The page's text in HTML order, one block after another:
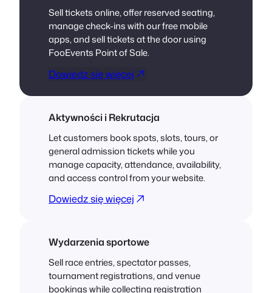
Sell tickets online, offer reserved seating,
manage check-ins with our free mobile
apps, and sell tickets at the door using
FooEvents Point of Sale.
Dowiedz się więcej
Aktywności i Rekrutacja
Let customers book spots, slots, tours, or
general admission tickets while you
manage capacity, attendance, availability,
and access control from your website.
Dowiedz się więcej
Wydarzenia sportowe
Sell race entries, spectator passes,
tournament registrations, and venue
bookings while collecting registration